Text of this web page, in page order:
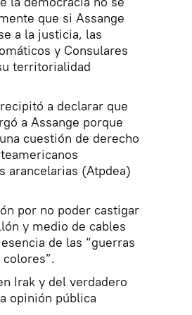
que si Assange
a la justicia, las
y Consulares
territorialidad
a declarar que
a Assange porque
cuestión de derecho
arancelarias (Atpdea)
por no poder castigar
y medio de cables
de las “guerras
Irak y del verdadero
opinión pública